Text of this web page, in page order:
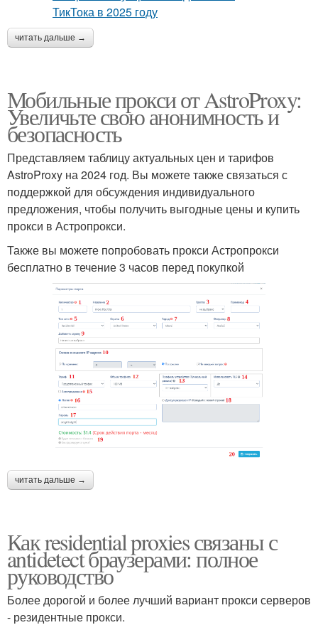
читать дальше →
Мобильные прокси от AstroProxy:
Увеличьте свою анонимность и
безопасность
Представляем таблицу актуальных цен и тарифов
AstroProxy на 2024 год. Вы можете также связаться с
поддержкой для обсуждения индивидуального
предложения, чтобы получить выгодные цены и купить
прокси в Астропрокси.
Также вы можете попробовать прокси Астропрокси
бесплатно в течение 3 часов перед покупкой
читать дальше →
Как residential proxies связаны с
antidetect браузерами: полное
руководство
Более дорогой и более лучший вариант прокси серверов
- резидентные прокси.